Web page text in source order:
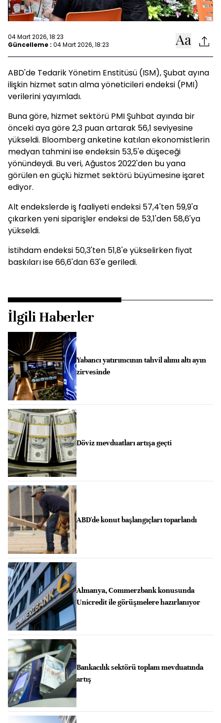
04 Mart 2026, 18:23
Güncelleme : 04 Mart 2026, 18:23
ABD'de Tedarik Yönetim Enstitüsü (ISM), Şubat ayına
ilişkin hizmet satın alma yöneticileri endeksi (PMI)
verilerini yayımladı.
Buna göre, hizmet sektörü PMI Şuhbat ayında bir
önceki aya göre 2,3 puan artarak 56,1 seviyesine
yükseldi. Bloomberg anketine katılan ekonomistlerin
medyan tahmini ise endeksin 53,5'e düşeceği
yönündeydi. Bu veri, Ağustos 2022'den bu yana
görülen en güçlü hizmet sektörü büyümesine işaret
ediyor.
Alt endekslerde iş faaliyeti endeksi 57,4'ten 59,9'a
çıkarken yeni siparişler endeksi de 53,1'den 58,6'ya
yükseldi.
İstihdam endeksi 50,3'ten 51,8'e yükselirken fiyat
baskıları ise 66,6'dan 63'e geriledi.
İlgili Haberler
Yabancı yatırımcının tahvil alımı altı ayın
zirvesinde
Döviz mevduatları artışa geçti
ABD'de konut başlangıçları toparlandı
Almanya, Commerzbank konusunda
Unicredit ile görüşmelere hazırlanıyor
Bankacılık sektörü toplam mevduatında
artış